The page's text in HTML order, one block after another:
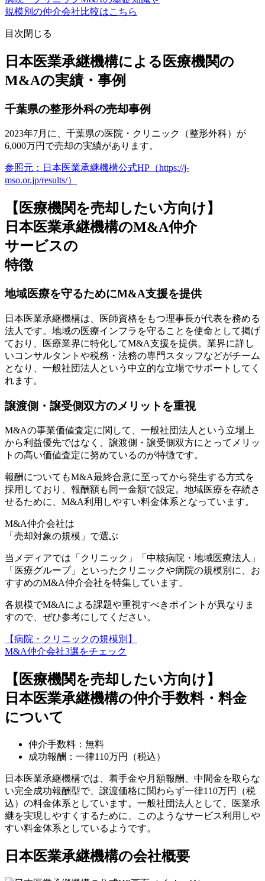
規模別の仲介会社比較はこちら
目次閉じる
日本医業承継機構による医療機関の
M&Aの実績・事例
千葉県の整形外科の売却事例
2023年7月に、 千葉県の医院・クリニック（整形外科）が
6,000万円で売却の実績があります。
参照元：日本医業承継機構公式HP（https://j-
mso.or.jp/results/）
【医療機関を売却したい方向け】
日本医業承継機構のM&A仲介
サービスの
特徴
地域医療を守るためにM&A支援を提供
日本医業承継機構は、医師資格をもつ理事長が代表を務める
法人です。 地域の医療インフラを守ることを使命として掲げ
ており、医療業界に特化してM&A支援を提供。業界に詳し
いコンサルタントや税務・法務の専門スタッフなどがチーム
となり、一般社団法人という中立的な立場でサポートしてく
れます。
譲渡側・譲受側双方のメリットを重視
M&Aの事業価値査定に関して、一般社団法人という立場上
から利益優先ではなく、譲渡側・譲受側双方にとってメリッ
トの高い価値査定に努めているのが特徴です。
報酬についてもM&A最終合意に至ってから発生する方式を
採用しており、報酬額も同一金額で設定。 地域医療を存続さ
せるために、M&A利用しやすい料金体系となっています。
M&A仲介会社は
「売却対象の規模」で選ぶ
当メディアでは「クリニック」「中核病院・地域医療法人」
「医療グループ」といった クリニックや病院の規模別に、お
すすめのM&A仲介会社を特集しています。
各規模でM&Aによる課題や重視すべきポイントが異なりま
すので、ぜひ参考にしてください。
【病院・クリニックの規模別】
M&A仲介会社3選をチェック
【医療機関を売却したい方向け】
日本医業承継機構の仲介手数料・料金
について
仲介手数料：無料
成功報酬：一律110万円（税込）
日本医業承継機構では、 着手金や月額報酬、中間金を取らな
い完全成功報酬型で、譲渡価格に関わらず一律110万円（税
込）の料金体系としています。一般社団法人として、医業承
継を実現しやすくするために、このようなサービス利用しや
すい料金体系としているようです。
日本医業承継機構の会社概要